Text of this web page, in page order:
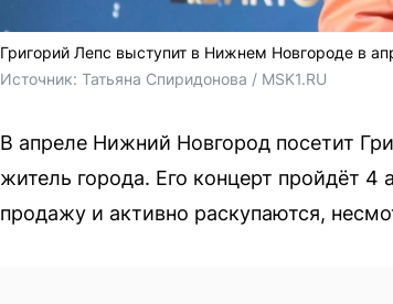
Григорий Лепс выступит в Нижнем Новгороде в
Источник: Татьяна Спиридонова / MSK1.RU
В апреле Нижний Новгород посетит
житель города. Его концерт пройдёт
продажу и активно раскупаются,